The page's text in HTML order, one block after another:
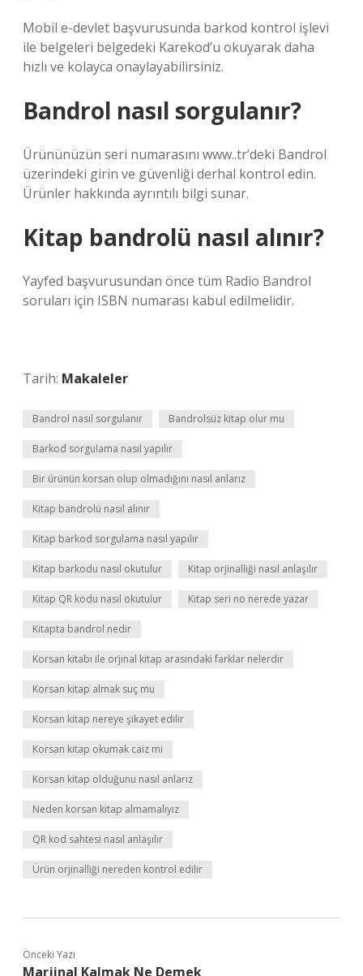
Mobil e-devlet başvurusunda barkod kontrol işlevi
ile belgeleri belgedeki Karekod’u okuyarak daha
hızlı ve kolayca onaylayabilirsiniz.
Bandrol nasıl sorgulanır?
Ürününüzün seri numarasını www..tr’deki Bandrol
üzerindeki girin ve güvenliği derhal kontrol edin.
Ürünler hakkında ayrıntılı bilgi sunar.
Kitap bandrolü nasıl alınır?
Yayfed başvurusundan önce tüm Radio Bandrol
soruları için ISBN numarası kabul edilmelidir.
Tarih: Makaleler
Bandrol nasıl sorgulanır Bandrolsüz kitap olur mu
Barkod sorgulama nasıl yapılır
Bir ürünün korsan olup olmadığını nasıl anlarız
Kitap bandrolü nasıl alınır
Kitap barkod sorgulama nasıl yapılır
Kitap barkodu nasıl okutulur Kitap orjinalliği nasıl anlaşılır
Kitap QR kodu nasıl okutulur Kitap seri no nerede yazar
Kitapta bandrol nedir
Korsan kitabı ile orjinal kitap arasındaki farklar nelerdir
Korsan kitap almak suç mu
Korsan kitap nereye şikayet edilir
Korsan kitap okumak caiz mi
Korsan kitap olduğunu nasıl anlarız
Neden korsan kitap almamalıyız
QR kod sahtesi nasıl anlaşılır
Ürün orjinalliği nereden kontrol edilir
Önceki Yazı
Marjinal Kalmak Ne Demek